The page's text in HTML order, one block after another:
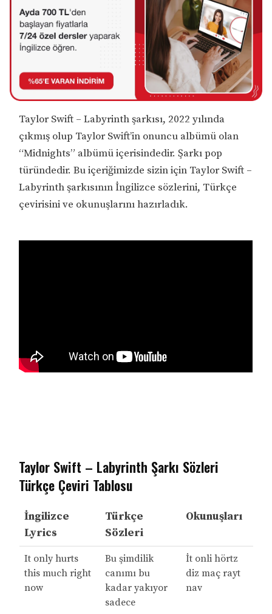
Taylor Swift – Labyrinth şarkısı, 2022 yılında
çıkmış olup Taylor Swift’in onuncu albümü olan
“Midnights” albümü içerisindedir. Şarkı pop
türündedir. Bu içeriğimizde sizin için Taylor Swift –
Labyrinth şarkısının İngilizce sözlerini, Türkçe
çevirisini ve okunuşlarını hazırladık.
Taylor Swift – Labyrinth Şarkı Sözleri
Türkçe Çeviri Tablosu
İngilizce
Lyrics
Türkçe
Sözleri
Okunuşları
It only hurts
this much right
now
Bu şimdilik
canımı bu
kadar yakıyor
sadece
İt onli hörtz
diz maç rayt
nav